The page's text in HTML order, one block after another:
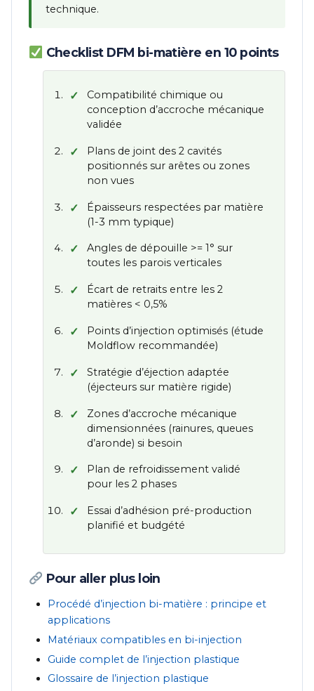
technique.
Checklist DFM bi-matière en 10 points
Compatibilité chimique ou
conception d’accroche mécanique
validée
Plans de joint des 2 cavités
positionnés sur arêtes ou zones
non vues
Épaisseurs respectées par matière
(1-3 mm typique)
Angles de dépouille >= 1° sur
toutes les parois verticales
Écart de retraits entre les 2
matières < 0,5%
Points d’injection optimisés (étude
Moldflow recommandée)
Stratégie d’éjection adaptée
(éjecteurs sur matière rigide)
Zones d’accroche mécanique
dimensionnées (rainures, queues
d’aronde) si besoin
Plan de refroidissement validé
pour les 2 phases
Essai d’adhésion pré-production
planifié et budgété
Pour aller plus loin
Procédé d’injection bi-matière : principe et
applications
Matériaux compatibles en bi-injection
Guide complet de l’injection plastique
Glossaire de l’injection plastique